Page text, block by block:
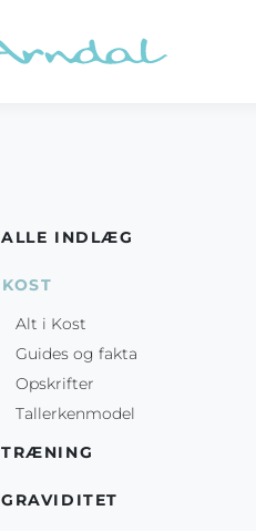
ALLE INDLÆG
KOST
Alt i Kost
Guides og fakta
Opskrifter
Tallerkenmodel
TRÆNING
GRAVIDITET